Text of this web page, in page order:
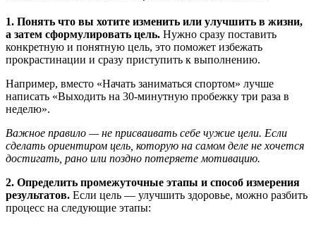
1. Понять что вы хотите изменить или улучшить в жизни,
а затем сформулировать цель. Нужно сразу поставить
конкретную и понятную цель, это поможет избежать
прокрастинации и сразу приступить к выполнению.
Например, вместо «Начать заниматься спортом» лучше
написать «Выходить на 30-минутную пробежку три раза в
неделю».
Важное правило — не присваивать себе чужие цели. Если
сделать ориентиром цель, которую на самом деле не хочется
достигать, рано или поздно потеряете мотивацию.
2. Определить промежуточные этапы и способ измерения
результатов. Если цель — улучшить здоровье, можно разбить
процесс на следующие этапы: